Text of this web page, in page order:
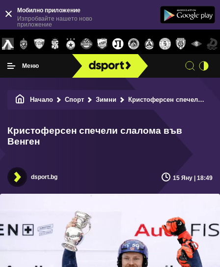
Мобилно приложение
Изпробвайте нашето ново
приложение
Меню
Начало Спорт Зимни Кристоферсен спечели слалома във Венген
Кристоферсен спечели слалома във
Венген
dsport.bg 15 Яну | 18:49